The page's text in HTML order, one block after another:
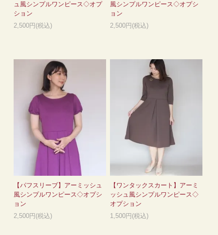
ュ風シンプルワンピース◇オプ
ション
2,500円(税込)
風シンプルワンピース◇オプシ
ョン
2,500円(税込)
【パフスリーブ】アーミッシュ
風シンプルワンピース◇オプシ
ョン
2,500円(税込)
【ワンタックスカート】アーミ
ッシュ風シンプルワンピース◇
オプション
1,500円(税込)